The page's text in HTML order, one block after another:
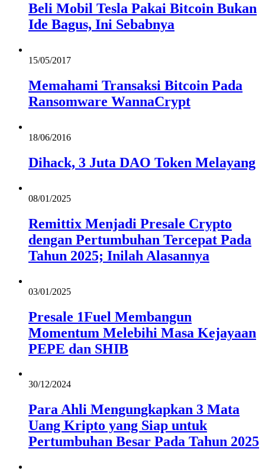
Beli Mobil Tesla Pakai Bitcoin Bukan
Ide Bagus, Ini Sebabnya
15/05/2017
Memahami Transaksi Bitcoin Pada
Ransomware WannaCrypt
18/06/2016
Dihack, 3 Juta DAO Token Melayang
08/01/2025
Remittix Menjadi Presale Crypto
dengan Pertumbuhan Tercepat Pada
Tahun 2025; Inilah Alasannya
03/01/2025
Presale 1Fuel Membangun
Momentum Melebihi Masa Kejayaan
PEPE dan SHIB
30/12/2024
Para Ahli Mengungkapkan 3 Mata
Uang Kripto yang Siap untuk
Pertumbuhan Besar Pada Tahun 2025